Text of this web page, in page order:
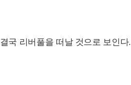
국 리버풀을 떠날 것으로 보인다.